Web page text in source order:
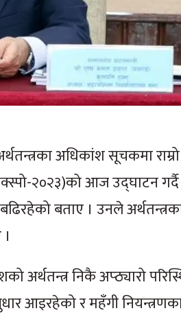
अधिकांश सूचकमा
२०२३)को आज उद्घाटन गर्दै
बताए । उनले
अर्थतन्त्र निकै अप्ठ्यारो
आइरहेको र महँगी